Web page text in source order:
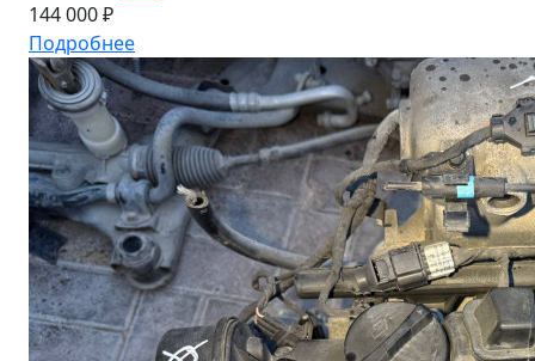
144 000 ₽
Подробнее